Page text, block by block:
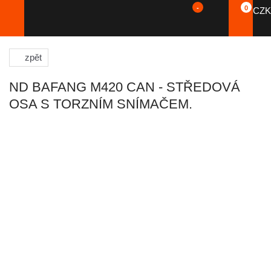
- 0 CZK
zpět
ND BAFANG M420 CAN - STŘEDOVÁ
OSA S TORZNÍM SNÍMAČEM.